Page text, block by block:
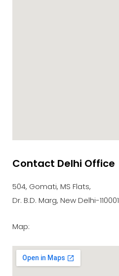
Contact Delhi Office
504, Gomati, MS Flats,
Dr. B.D. Marg, New Delhi-110001
Map: